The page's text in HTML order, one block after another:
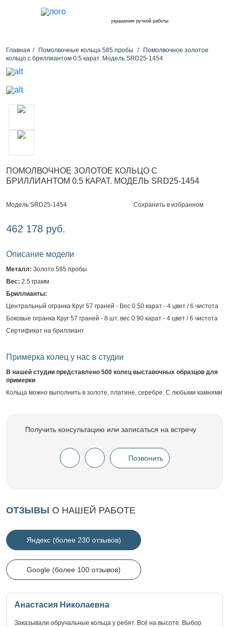
украшения ручной работы
Главная Помолвочные кольца 585 пробы
Помолвочное золотое
кольцо с бриллиантом 0.5 карат. Модель SRD25-1454
ПОМОЛВОЧНОЕ ЗОЛОТОЕ КОЛЬЦО С
БРИЛЛИАНТОМ 0.5 КАРАТ. МОДЕЛЬ SRD25-1454
Модель SRD25-1454 Сохранить в избранном
462 178 руб.
Описание модели
Металл: Золото 585 пробы
Вес: 2.5 грамм
Бриллианты:
Центральный огранка Круг 57 граней - Вес 0.50 карат - 4 цвет / 6 чистота
Боковые огранка Круг 57 граней - 8 шт. вес 0.90 карат - 4 цвет / 6 чистота
Сертификат на бриллиант
Примерка колец у нас в студии
В нашей студии представлено 500 колец выставочных образцов для
примерки
Кольца можно выполнить в золоте, платине, серебре. С любыми камнями
Получить консультацию или записаться на встречу
Позвонить
ОТЗЫВЫ О НАШЕЙ РАБОТЕ
Яндекс (более 230 отзывов)
Google (более 100 отзывов)
Анастасия Николаевна
Заказывали обручальные кольца у ребят. Всё на высоте. Выбор